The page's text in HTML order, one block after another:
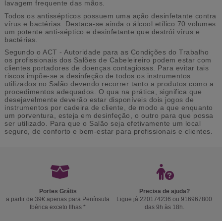
lavagem frequente das mãos.
Todos os antissépticos possuem uma ação desinfetante contra
vírus e bactérias. Destaca-se ainda o álcool etílico 70 volumes
um potente anti-séptico e desinfetante que destrói vírus e
bactérias.
Segundo o ACT - Autoridade para as Condições do Trabalho
os profissionais dos Salões de Cabeleireiro podem estar com
clientes portadores de doenças contagiosas. Para evitar tais
riscos impõe-se a desinfeção de todos os instrumentos
utilizados no Salão devendo recorrer tanto a produtos como a
procedimentos adequados. O qua na prática, significa que
desejavelmente deverão estar disponíveis dois jogos de
instrumentos por cadeira de cliente, de modo a que enquanto
um porventura, esteja em desinfeção, o outro para que possa
ser utilizado. Para que o Salão seja efetivamente um local
seguro, de conforto e bem-estar para profissionais e clientes.
Portes Grátis
a partir de 39€ apenas para Península
Ibérica exceto Ilhas *
Precisa de ajuda?
Ligue já 220174236 ou 916967800
das 9h às 18h.